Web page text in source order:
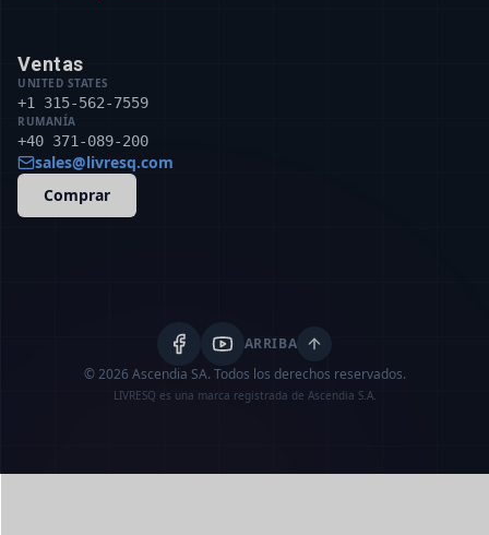
Ventas
UNITED STATES
+1 315-562-7559
RUMANÍA
+40 371-089-200
sales@livresq.com
Comprar
ARRIBA
© 2026 Ascendia SA. Todos los derechos reservados.
LIVRESQ es una marca registrada de Ascendia S.A.